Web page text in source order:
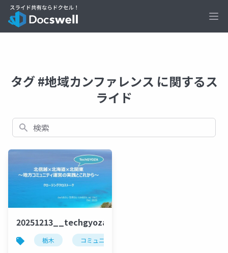
タグ #地域カンファレンス に関するス
ライド
検索
20251213__techgyoza_closingtalk_beajouneyman
栃木 コミュニティ